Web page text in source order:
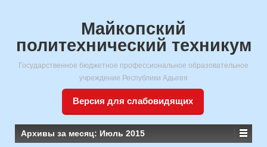
Майкопский
политехнический техникум
Государственное бюджетное профессиональное образовательное
учреждение Республики Адыгея
Версия для слабовидящих
Архивы за месяц: Июль 2015